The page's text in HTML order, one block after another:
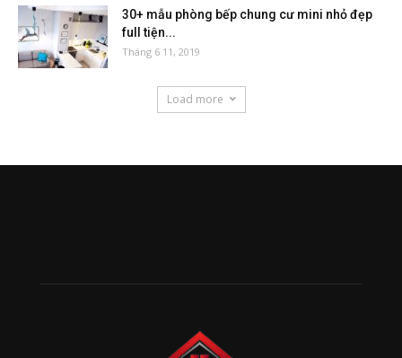
30+ mẫu phòng bếp chung cư mini nhỏ đẹp
full tiện...
Tháng 6 11, 2019
Load more